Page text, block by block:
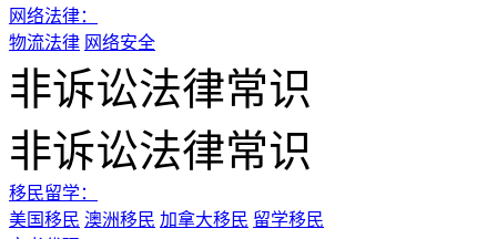
网络法律：
物流法律 网络安全
非诉讼法律常识
非诉讼法律常识
移民留学：
美国移民 澳洲移民 加拿大移民 留学移民